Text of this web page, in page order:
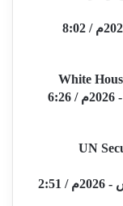
السبت - 9 شوال - 1444هـ / 29 أبريل - 2023م / 8:02
White
الأربعاء - 19 ذو القعدة - 1447هـ / 6 مايو - 2026م / 6:26
UN
الأربعاء - 22 رمضان - 1447هـ / 11 مارس - 2026م / 2:51